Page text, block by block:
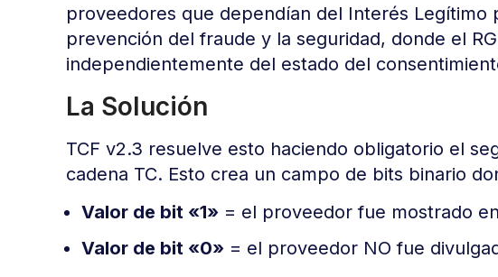
proveedores que dependían del Interés Legítimo
prevención del fraude y la seguridad, donde el
independientemente del estado del
La Solución
TCF v2.3 resuelve esto haciendo obligatorio el
cadena TC. Esto crea un campo de bits binario
Valor de bit «1» = el proveedor fue mostrado
Valor de bit «0» = el proveedor NO fue